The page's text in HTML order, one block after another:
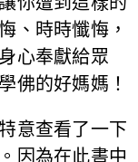
、時時懺悔，
心奉獻給眾
佛的好媽媽！
意查看了一下
因為在此書中